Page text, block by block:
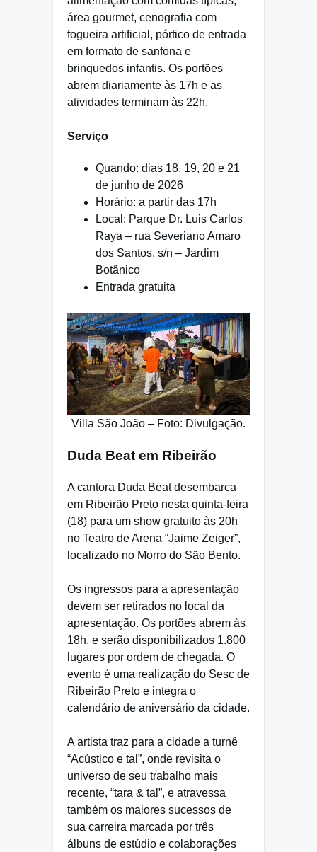
área gourmet, cenografia com
fogueira artificial, pórtico de entrada
em formato de sanfona e
brinquedos infantis. Os portões
abrem diariamente às 17h e as
atividades terminam às 22h.
Serviço
Quando: dias 18, 19, 20 e 21
de junho de 2026
Horário: a partir das 17h
Local: Parque Dr. Luis Carlos
Raya – rua Severiano Amaro
dos Santos, s/n – Jardim
Botânico
Entrada gratuita
Villa São João – Foto: Divulgação.
Duda Beat em Ribeirão
A cantora Duda Beat desembarca
em Ribeirão Preto nesta quinta-feira
(18) para um show gratuito às 20h
no Teatro de Arena “Jaime Zeiger”,
localizado no Morro do São Bento.
Os ingressos para a apresentação
devem ser retirados no local da
apresentação. Os portões abrem às
18h, e serão disponibilizados 1.800
lugares por ordem de chegada. O
evento é uma realização do Sesc de
Ribeirão Preto e integra o
calendário de aniversário da cidade.
A artista traz para a cidade a turnê
“Acústico e tal”, onde revisita o
universo de seu trabalho mais
recente, “tara & tal”, e atravessa
também os maiores sucessos de
sua carreira marcada por três
álbuns de estúdio e colaborações